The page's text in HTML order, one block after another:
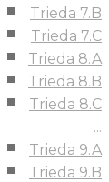
Trieda 7.B
Trieda 7.C
Trieda 8.A
Trieda 8.B
Trieda 8.C
...
Trieda 9.A
Trieda 9.B